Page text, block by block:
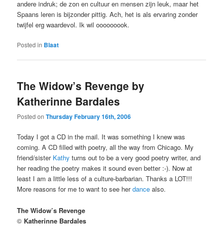
andere indruk; de zon en cultuur en mensen zijn leuk, maar het
Spaans leren is bijzonder pittig. Ach, het is als ervaring zonder
twijfel erg waardevol. Ik wil ooooooook.
Posted in Blaat
The Widow’s Revenge by
Katherinne Bardales
Posted onThursday February 16th, 2006
Today I got a CD in the mail. It was something I knew was
coming. A CD filled with poetry, all the way from Chicago. My
friend/sister Kathy turns out to be a very good poetry writer, and
her reading the poetry makes it sound even better :-). Now at
least I am a little less of a culture-barbarian. Thanks a LOT!!!
More reasons for me to want to see herdance also.
The Widow’s Revenge
© Katherinne Bardales